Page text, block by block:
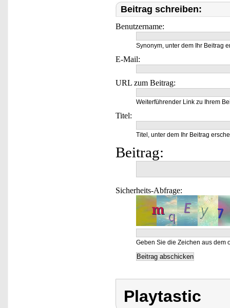
Beitrag schreiben:
Benutzername:
Synonym, unter dem Ihr Beitrag
E-Mail:
URL zum Beitrag:
Weiterführender Link zu Ihrem
Titel:
Titel, unter dem Ihr Beitrag
Beitrag:
Sicherheits-Abfrage:
Geben Sie die Zeichen aus dem
Playtastic